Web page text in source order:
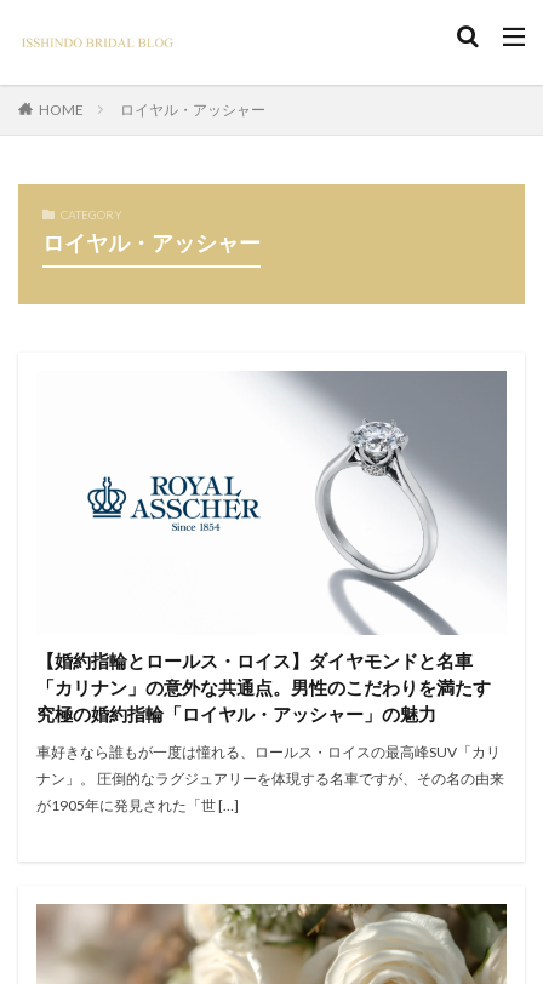
HOME ロイヤル・アッシャー
CATEGORY
ロイヤル・アッシャー
【婚約指輪とロールス・ロイス】ダイヤモンドと名車
「カリナン」の意外な共通点。男性のこだわりを満たす
究極の婚約指輪「ロイヤル・アッシャー」の魅力
車好きなら誰もが一度は憧れる、ロールス・ロイスの最高峰SUV「カリ
ナン」。 圧倒的なラグジュアリーを体現する名車ですが、その名の由来
が1905年に発見された「世 […]